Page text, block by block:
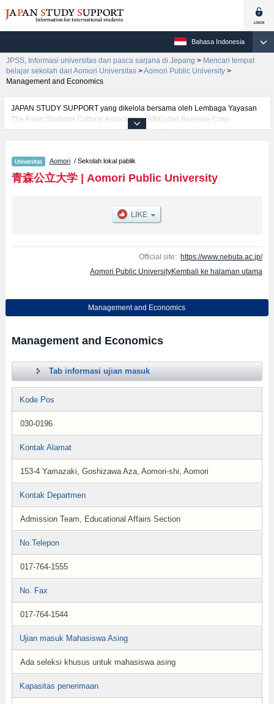
Bahasa Indonesia
JPSS, Informasi universitas dan pasca sarjana di Jepang > Mencari tempat
belajar sekolah dari Aomori Universitas >Aomori Public University >
Management and Economics
JAPAN STUDY SUPPORT yang dikelola bersama oleh Lembaga Yayasan
The Asian Students Cultural Association (ABK) dan Benesse Corp.
menyediakan informasi sekitar 1300 universitas, pascasarjana, universitas
informasi per fakultas seperti Fakultas Management and Economics, serta
berbagai informasi yang berguna bagi mahasiswa(i) mancanegara seperti
kuota untuk jumlah pendaftar dan jumlah kelulusan ujian masuk
kampus, akses jalan, dan lainnya. Silakan memanfaatkannya.
Aomori / Sekolah lokal pablik
青森公立大学| Aomori Public University
Official site: https://www.nebuta.ac.jp/
Aomori Public UniversityKembali ke halaman utama
Management and Economics
Management and Economics
Tab informasi ujian masuk
Kode Pos
030-0196
Kontak Alamat
153-4 Yamazaki, Goshizawa Aza, Aomori-shi, Aomori
Kontak Departmen
Admission Team, Educational Affairs Section
No.Telepon
017-764-1555
No. Fax
017-764-1544
Ujian masuk Mahasiswa Asing
Ada seleksi khusus untuk mahasiswa asing
Kapasitas penerimaan